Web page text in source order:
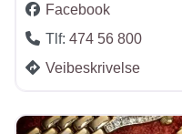
Facebook
Tlf: 474 56 800
Veibeskrivelse